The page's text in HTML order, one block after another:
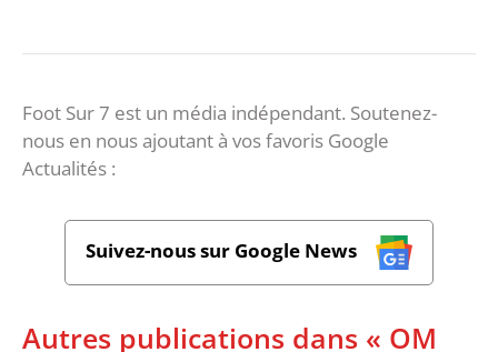
Foot Sur 7 est un média indépendant. Soutenez-
nous en nous ajoutant à vos favoris Google
Actualités :
Suivez-nous sur Google News
Autres publications dans « OM